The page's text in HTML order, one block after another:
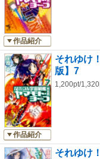
作品紹介
作品紹介
それゆけ
版】7
1,200pt/
それゆけ